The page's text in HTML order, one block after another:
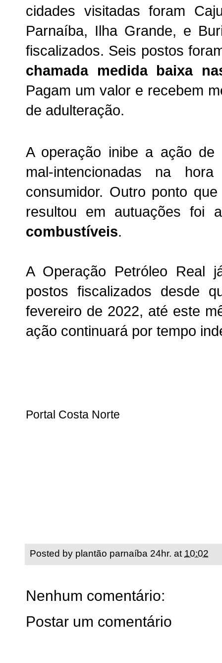
cidades visitadas foram
Parnaíba, Ilha Grande, e
fiscalizados. Seis postos
chamada medida baixa
Pagam um valor e recebem
de adulteração.
A operação inibe a ação de
mal-intencionadas na
consumidor. Outro ponto
resultou em autuações foi
combustíveis.
A Operação Petróleo Real
postos fiscalizados desde
fevereiro de 2022, até este
ação continuará por tempo
Portal Costa Norte
Posted by plantão parnaíba 24hr. at 10:02
Nenhum comentário:
Postar um comentário